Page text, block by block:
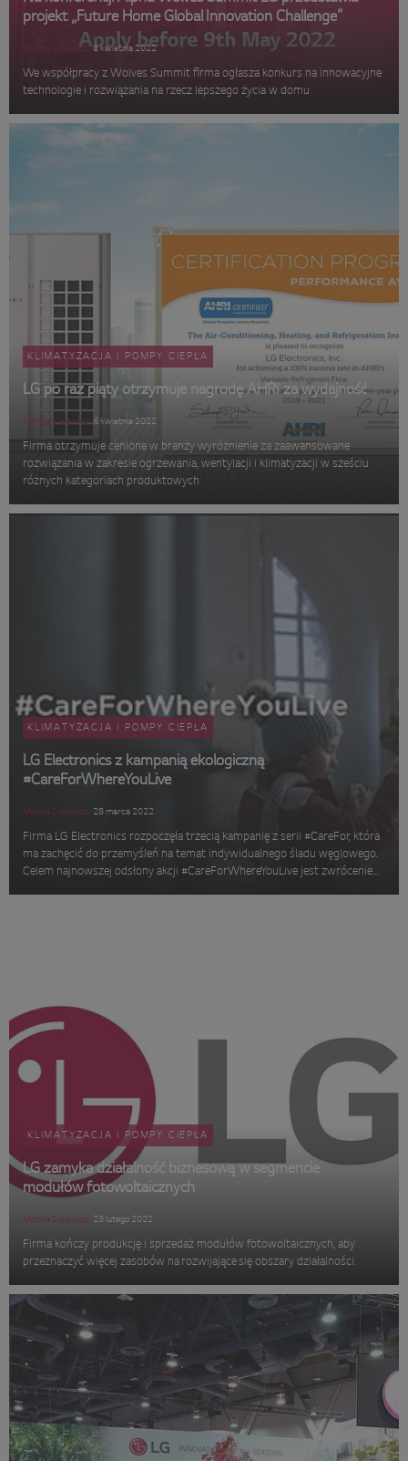
projekt „Future Home Global Innovation Challenge”
Monika Siejewicz 8 kwietnia 2022
We współpracy z Wolves Summit firma ogłasza konkurs na innowacyjne
technologie i rozwiązania na rzecz lepszego życia w domu
KLIMATYZACJA I POMPY CIEPŁA
LG po raz piąty otrzymuje nagrodę AHRI za wydajność
Monika Siejewicz 6 kwietnia 2022
Firma otrzymuje cenione w branży wyróżnienie za zaawansowane
rozwiązania w zakresie ogrzewania, wentylacji i klimatyzacji w sześciu
różnych kategoriach produktowych
KLIMATYZACJA I POMPY CIEPŁA
LG Electronics z kampanią ekologiczną
#CareForWhereYouLive
Monika Siejewicz 28 marca 2022
Firma LG Electronics rozpoczęła trzecią kampanię z serii #CareFor, która
ma zachęcić do przemyśleń na temat indywidualnego śladu węglowego.
Celem najnowszej odsłony akcji #CareForWhereYouLive jest zwrócenie
KLIMATYZACJA I POMPY CIEPŁA
LG zamyka działalność biznesową w segmencie
modułów fotowoltaicznych
Monika Siejewicz 23 lutego 2022
Firma kończy produkcję i sprzedaż modułów fotowoltaicznych, aby
przeznaczyć więcej zasobów na rozwijające się obszary działalności.